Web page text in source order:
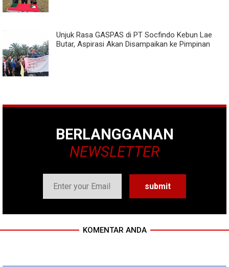
Unjuk Rasa GASPAS di PT Socfindo Kebun Lae
Butar, Aspirasi Akan Disampaikan ke Pimpinan
BERLANGGANAN
NEWSLETTER
KOMENTAR ANDA